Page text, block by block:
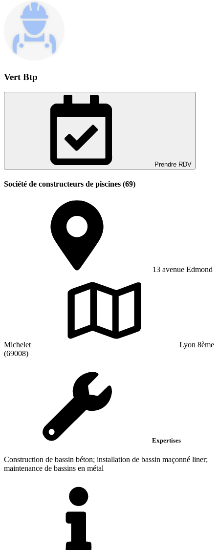
Vert Btp
Prendre RDV
Société de constructeurs de piscines (69)
13 avenue Edmond
Michelet
Lyon 8ème
(69008)
Expertises
Construction de bassin béton; installation de bassin maçonné liner;
maintenance de bassins en métal